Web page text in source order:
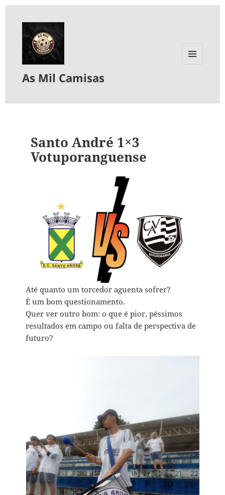
As Mil Camisas
Santo André 1×3
Votuporanguense
Até quanto um torcedor aguenta sofrer?
É um bom questionamento.
Quer ver outro bom: o que é pior, péssimos
resultados em campo ou falta de perspectiva de
futuro?